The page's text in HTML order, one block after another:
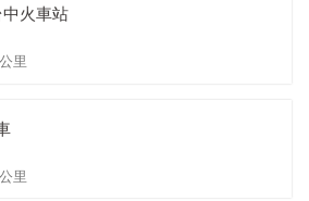
火車站
里
里